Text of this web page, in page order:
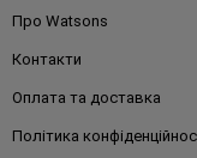
Про Watsons
Контакти
Оплата та доставка
Політика